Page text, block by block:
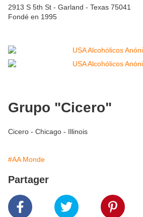
2913 S 5th St - Garland - Texas 75041
Fondé en 1995
Grupo "Cicero"
Cicero - Chicago - Illinois
#AA Monde
Partager